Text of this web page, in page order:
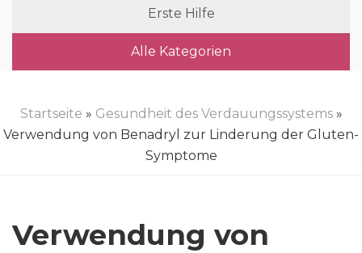
Erste Hilfe
Alle Kategorien
Startseite » Gesundheit des Verdauungssystems»
Verwendung von Benadryl zur Linderung der Gluten-
Symptome
Verwendung von